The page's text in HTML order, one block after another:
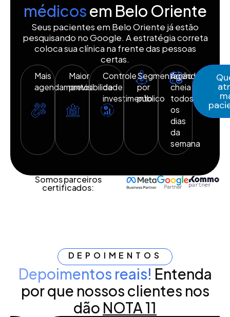
médicosem Belo Oriente
Seus pacientes em Belo Oriente já estão
pesquisando no Google. A estratégia correta
coloca sua clínica na frente das pessoas
certas.
Mais
agendamentos
Maior
previsibilidade
Controle
de
investimento
Segmentação
por
público
Agenda
cheia
todos
os
dias
da
semana
Somos parceiros
certificados:
DEPOIMENTOS
Depoimentos reais! Entenda
por que nossos clientes nos
dão NOTA 11